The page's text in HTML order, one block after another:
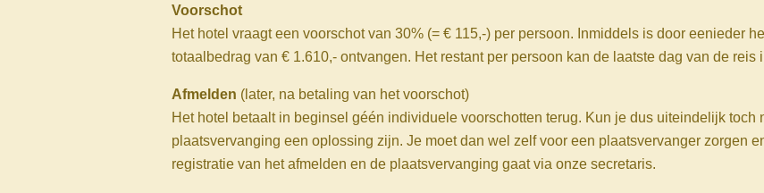
Voorschot
Het hotel vraagt een voorschot van 30% (= € 115,-) per persoon. Inmiddels is door eenieder
totaalbedrag van € 1.610,- ontvangen. Het restant per persoon kan de laatste dag van de
Afmelden (later, na betaling van het voorschot)
Het hotel betaalt in beginsel géén individuele voorschotten terug. Kun je dus uiteindelijk toch
plaatsvervanging een oplossing zijn. Je moet dan wel zelf voor een plaatsvervanger zorgen
registratie van het afmelden en de plaatsvervanging gaat via onze secretaris.